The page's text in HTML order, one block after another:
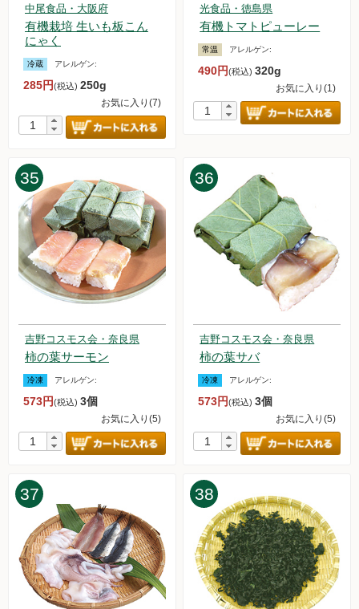
中尾食品・大阪府
有機栽培 生いも板こん
にゃく
冷蔵 アレルゲン:
285円(税込) 250g
お気に入り(7)
光食品・徳島県
有機トマトピューレー
常温 アレルゲン:
490円(税込)320g
お気に入り(1)
35
吉野コスモス会・奈良県
柿の葉サーモン
冷凍 アレルゲン:
573円(税込) 3個
お気に入り(5)
36
吉野コスモス会・奈良県
柿の葉サバ
冷凍 アレルゲン:
573円(税込)3個
お気に入り(5)
37 38